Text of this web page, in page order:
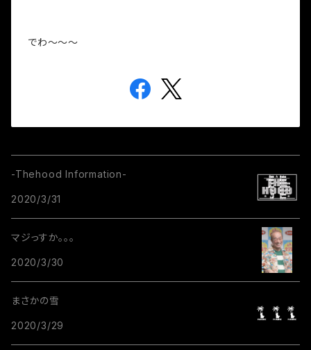
でわ～～～
-Thehood Information-
2020/3/31
マジっすか。。。
2020/3/30
まさかの雪
2020/3/29